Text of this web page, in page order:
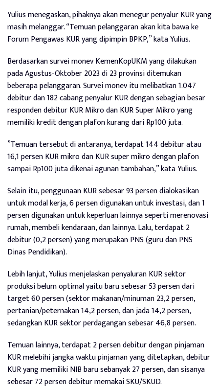
Yulius menegaskan, pihaknya akan menegur penyalur KUR yang
masih melanggar. “Temuan pelanggaran akan kita bawa ke
Forum Pengawas KUR yang dipimpin BPKP,” kata Yulius.
Berdasarkan survei monev KemenKopUKM yang dilakukan
pada Agustus-Oktober 2023 di 23 provinsi ditemukan
beberapa pelanggaran. Survei monev itu melibatkan 1.047
debitur dan 182 cabang penyalur KUR dengan sebagian besar
responden debitur KUR Mikro dan KUR Super Mikro yang
memiliki kredit dengan plafon kurang dari Rp100 juta.
”Temuan tersebut di antaranya, terdapat 144 debitur atau
16,1 persen KUR mikro dan KUR super mikro dengan plafon
sampai Rp100 juta dikenai agunan tambahan,” kata Yulius.
Selain itu, penggunaan KUR sebesar 93 persen dialokasikan
untuk modal kerja, 6 persen digunakan untuk investasi, dan 1
persen digunakan untuk keperluan lainnya seperti merenovasi
rumah, membeli kendaraan, dan lainnya. Lalu, terdapat 2
debitur (0,2 persen) yang merupakan PNS (guru dan PNS
Dinas Pendidikan).
Lebih lanjut, Yulius menjelaskan penyaluran KUR sektor
produksi belum optimal yaitu baru sebesar 53 persen dari
target 60 persen (sektor makanan/minuman 23,2 persen,
pertanian/peternakan 14,2 persen, dan jada 14,2 persen,
sedangkan KUR sektor perdagangan sebesar 46,8 persen.
Temuan lainnya, terdapat 2 persen debitur dengan pinjaman
KUR melebihi jangka waktu pinjaman yang ditetapkan, debitur
KUR yang memiliki NIB baru sebanyak 27 persen, dan sisanya
sebesar 72 persen debitur memakai SKU/SKUD.